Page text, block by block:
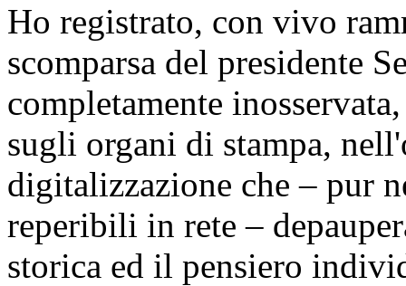
Ho registrato, con vivo
scomparsa del presidente
completamente
sugli organi di stampa,
digitalizzazione che – pur
reperibili in rete –
storica ed il pensiero